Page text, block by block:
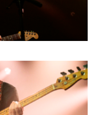
ELINE KAMMINGA
ARNOUD HEIKENS